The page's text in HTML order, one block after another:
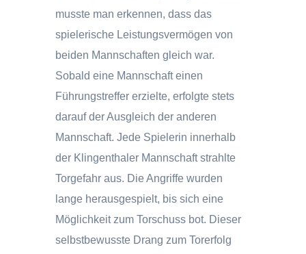
musste man erkennen, dass das
spielerische Leistungsvermögen von
beiden Mannschaften gleich war.
Sobald eine Mannschaft einen
Führungstreffer erzielte, erfolgte stets
darauf der Ausgleich der anderen
Mannschaft. Jede Spielerin innerhalb
der Klingenthaler Mannschaft strahlte
Torgefahr aus. Die Angriffe wurden
lange herausgespielt, bis sich eine
Möglichkeit zum Torschuss bot. Dieser
selbstbewusste Drang zum Torerfolg